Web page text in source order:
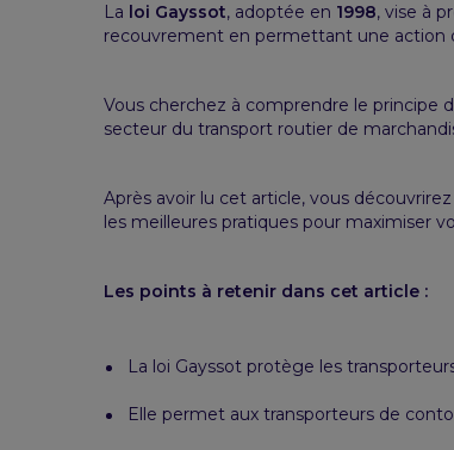
La loi Gayssot, adoptée en 1998, vise à
recouvrement en permettant une action
Vous cherchez à comprendre le principe
secteur du transport routier de
Après avoir lu cet article, vous
les meilleures pratiques pour maximiser
Les points à retenir dans cet article :
La loi Gayssot protège les
Elle permet aux transporteurs de